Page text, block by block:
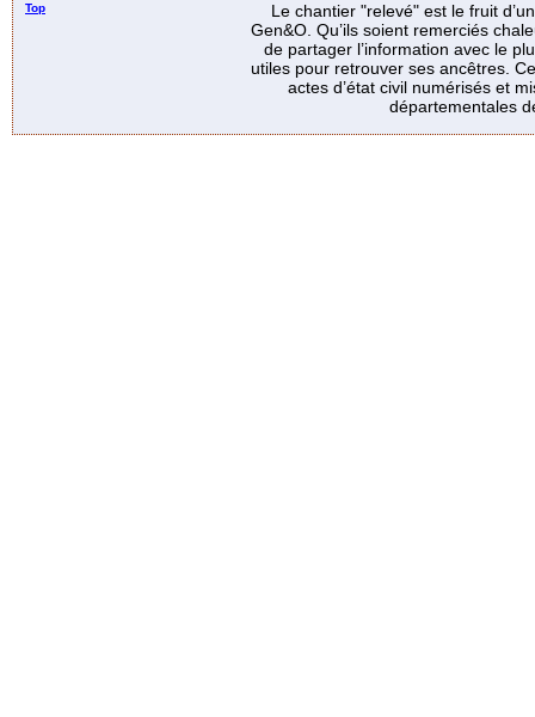
Top
Le chantier "relevé" est le fruit
Gen&O. Qu’ils soient remerciés
de partager l’information avec le
utiles pour retrouver ses ancêtres.
actes d’état civil numérisés et
départementales